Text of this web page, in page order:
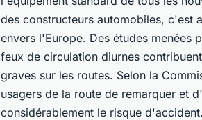
des constructeurs automobiles, c'est
envers l'Europe. Des études menées
feux de circulation diurnes
graves sur les routes. Selon la
usagers de la route de remarquer et
considérablement le risque